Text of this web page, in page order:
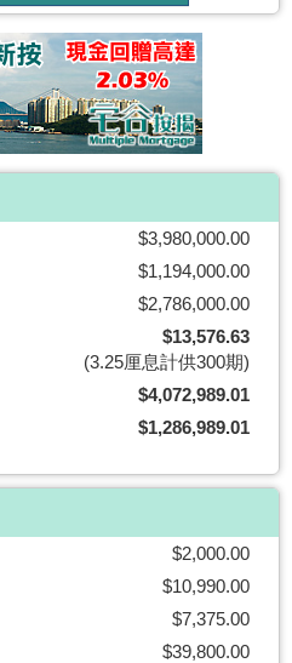
$3,980,000.00
$1,194,000.00
$2,786,000.00
$13,576.63
(3.25厘息計供300期)
$4,072,989.01
$1,286,989.01
$2,000.00
$10,990.00
$7,375.00
$39,800.00